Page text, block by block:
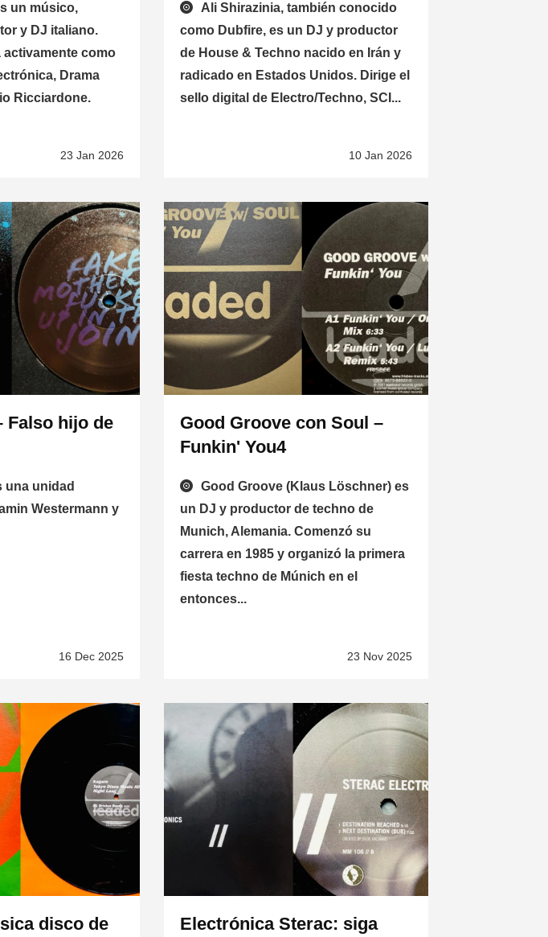
un músico,
y DJ italiano.
como
Drama
Ricciardone.
23 Jan 2026
Ali Shirazinia, también conocido
como Dubfire, es un DJ y productor
de House & Techno nacido en Irán y
radicado en Estados Unidos. Dirige el
sello digital de Electro/Techno, SCI...
10 Jan 2026
Falso hijo de
una unidad
Westermann y
16 Dec 2025
Good Groove con Soul –
Funkin' You4
Good Groove (Klaus Löschner) es
un DJ y productor de techno de
Munich, Alemania. Comenzó su
carrera en 1985 y organizó la primera
fiesta techno de Múnich en el
entonces...
23 Nov 2025
disco de Electrónica Sterac: siga